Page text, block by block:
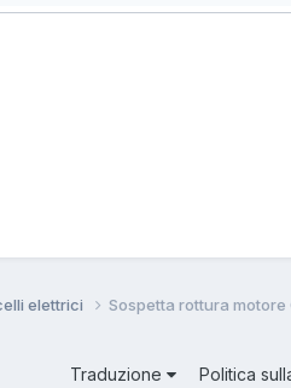
elettrici Sospetta rottura motore
Traduzione Politica